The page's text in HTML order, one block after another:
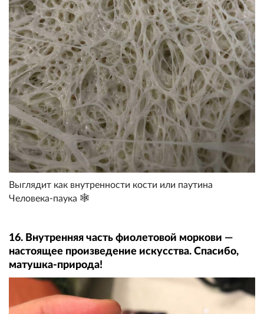
Выглядит как внутренности кости или паутина
Человека-паука 🕸️
16. Внутренняя часть фиолетовой моркови —
настоящее произведение искусства. Спасибо,
матушка-природа!